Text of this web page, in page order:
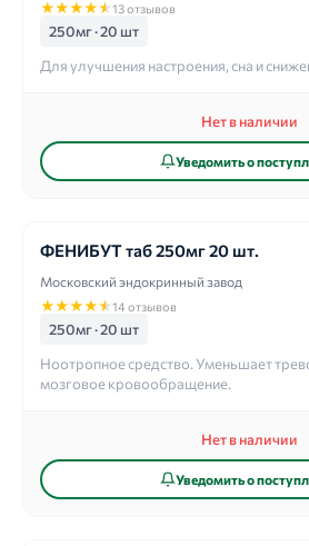
★★★★★13 отзывов
250мг · 20 шт
Для улучшения настроения, сна и
Нет в наличии
Уведомить о
ФЕНИБУТ таб 250мг 20 шт.
Московский эндокринный завод
★★★★★14 отзывов
250мг · 20 шт
Ноотропное средство. Уменьшает
мозговое кровообращение.
Нет в наличии
Уведомить о